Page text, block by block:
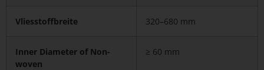
Vliesstoffbreite 320–680 mm
Inner Diameter of Non-
woven
≥ 60 mm